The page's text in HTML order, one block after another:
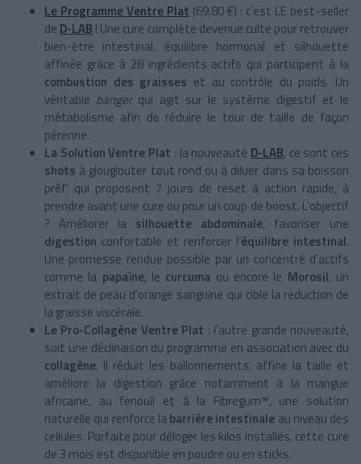
Le Programme Ventre Plat (69,80 €) : c’est LE best-seller
de D-LAB ! Une cure complète devenue culte pour retrouver
bien-être intestinal, équilibre hormonal et silhouette
affinée grâce à 28 ingrédients actifs qui participent à la
combustion des graisses et au contrôle du poids. Un
véritable banger qui agit sur le système digestif et le
métabolisme afin de réduire le tour de taille de façon
pérenne.
La Solution Ventre Plat : la nouveauté D-LAB, ce sont ces
shots à glouglouter tout rond ou à diluer dans sa boisson
préf’ qui proposent 7 jours de reset à action rapide, à
prendre avant une cure ou pour un coup de boost. L’objectif
? Améliorer la silhouette abdominale, favoriser une
digestion confortable et renforcer l’équilibre intestinal.
Une promesse rendue possible par un concentré d’actifs
comme la papaïne, le curcuma ou encore le Morosil, un
extrait de peau d’orange sanguine qui cible la réduction de
la graisse viscérale.
Le Pro-Collagène Ventre Plat : l’autre grande nouveauté,
soit une déclinaison du programme en association avec du
collagène. Il réduit les ballonnements, affine la taille et
améliore la digestion grâce notamment à la mangue
africaine, au fenouil et à la Fibregum™, une solution
naturelle qui renforce labarrière intestinale au niveau des
cellules. Parfaite pour déloger les kilos installés, cette cure
de 3 mois est disponible en poudre ou en sticks.